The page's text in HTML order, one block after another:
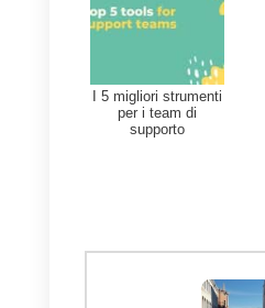
Callbell ci
servizio